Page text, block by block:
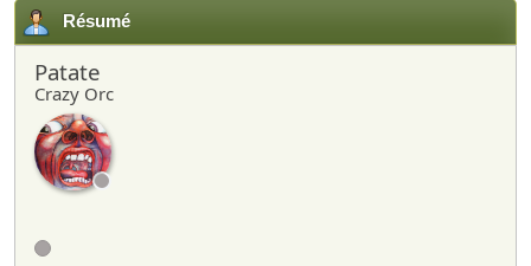
Résumé
Patate
Crazy Orc